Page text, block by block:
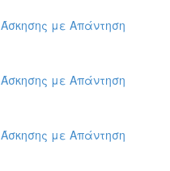
με Απάντηση
με Απάντηση
με Απάντηση